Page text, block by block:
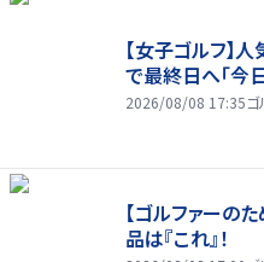
【女子ゴルフ】
で最終日へ「今
2026/08/08 17:35ゴ
【ゴルファーの
品は『これ』！